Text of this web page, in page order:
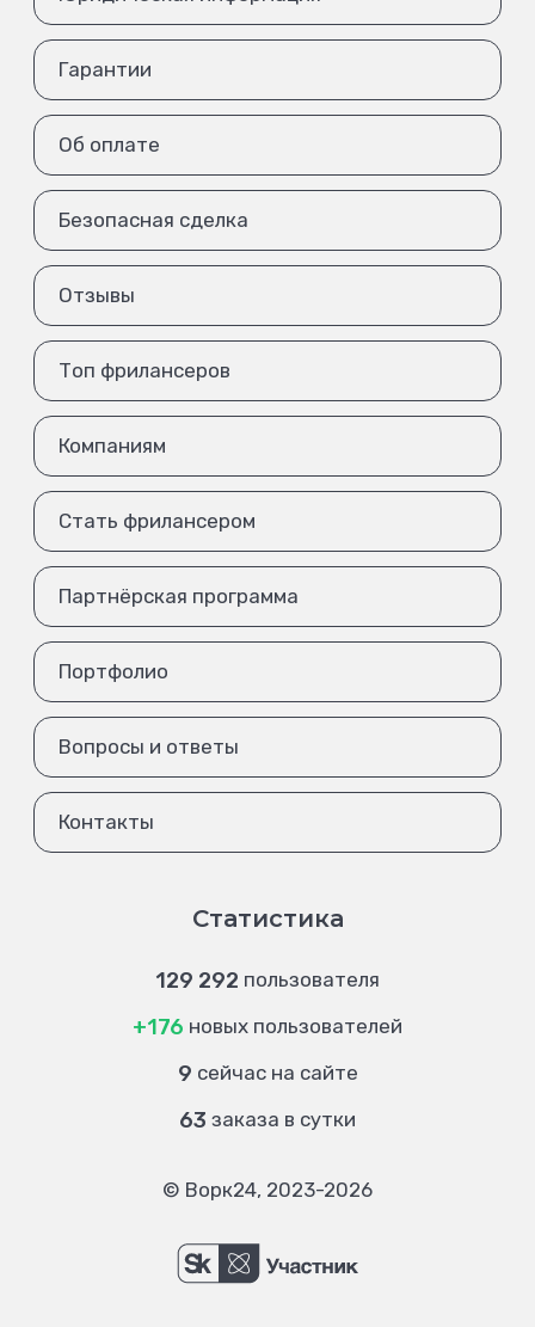
Гарантии
Об оплате
Безопасная сделка
Отзывы
Топ фрилансеров
Компаниям
Стать фрилансером
Партнёрская программа
Портфолио
Вопросы и ответы
Контакты
Статистика
129 292 пользователя
+176 новых пользователей
9 сейчас на сайте
63 заказа в сутки
© Ворк24, 2023-2026